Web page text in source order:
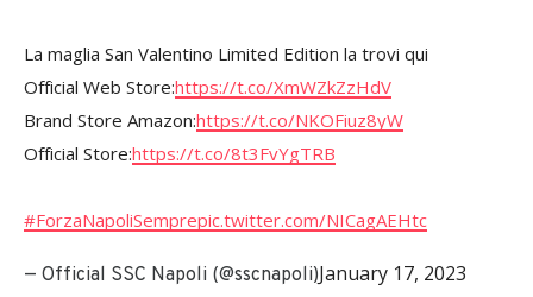
La maglia San Valentino Limited Edition la trovi qui
Official Web Store:https://t.co/XmWZkZzHdV
Brand Store Amazon:https://t.co/NKOFiuz8yW
Official Store:https://t.co/8t3FvYgTRB
#ForzaNapoliSemprepic.twitter.com/NICagAEHtc
— Official SSC Napoli (@sscnapoli)January 17, 2023